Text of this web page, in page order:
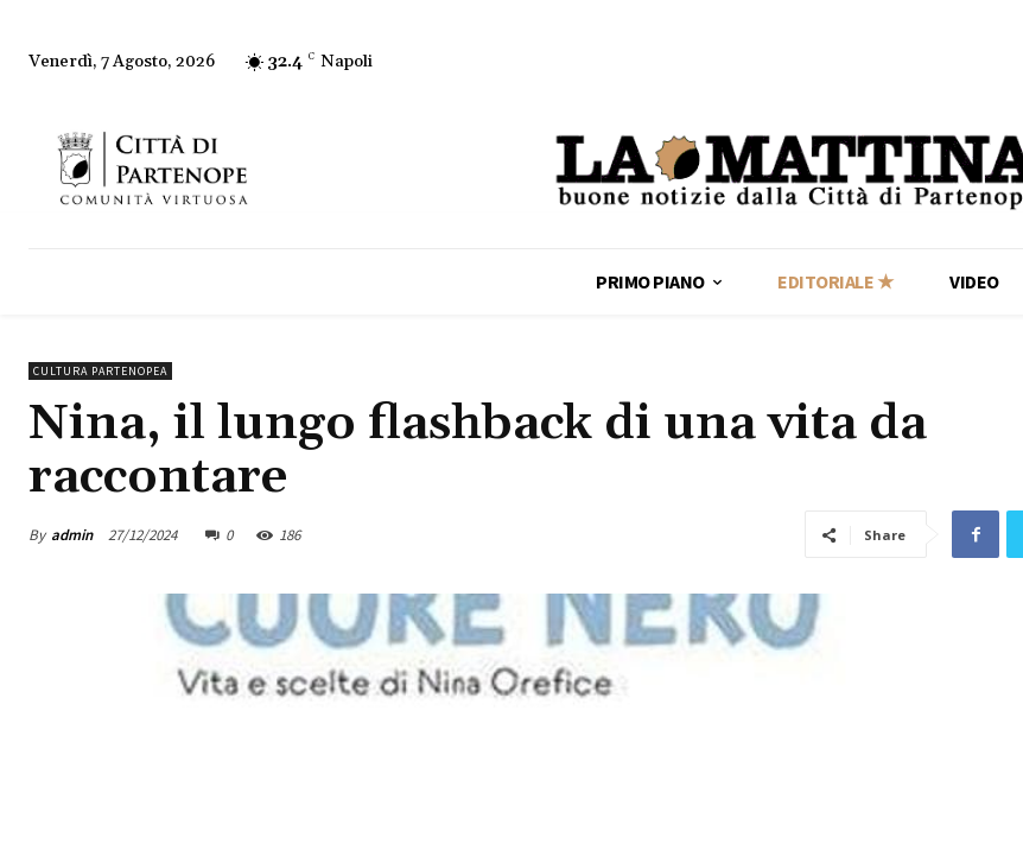
Venerdì, 7 Agosto, 2026 32.4 C Napoli
PRIMO PIANO EDITORIALE ★ VIDEO
CULTURA PARTENOPEA
Nina, il lungo flashback di una vita da
raccontare
By admin 27/12/2024 0 186 Share